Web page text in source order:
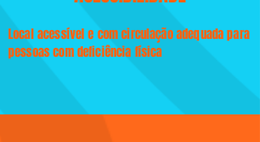
Local acessível e com circulação adequada para
pessoas com deficiência física